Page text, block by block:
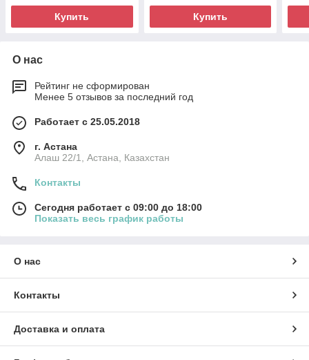
Купить Купить
О нас
Рейтинг не сформирован
Менее 5 отзывов за последний год
Работает с 25.05.2018
г. Астана
Алаш 22/1, Астана, Казахстан
Контакты
Сегодня работает с 09:00 до 18:00
Показать весь график работы
О нас
Контакты
Доставка и оплата